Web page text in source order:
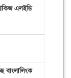
এলইডি
বাংলালিংক